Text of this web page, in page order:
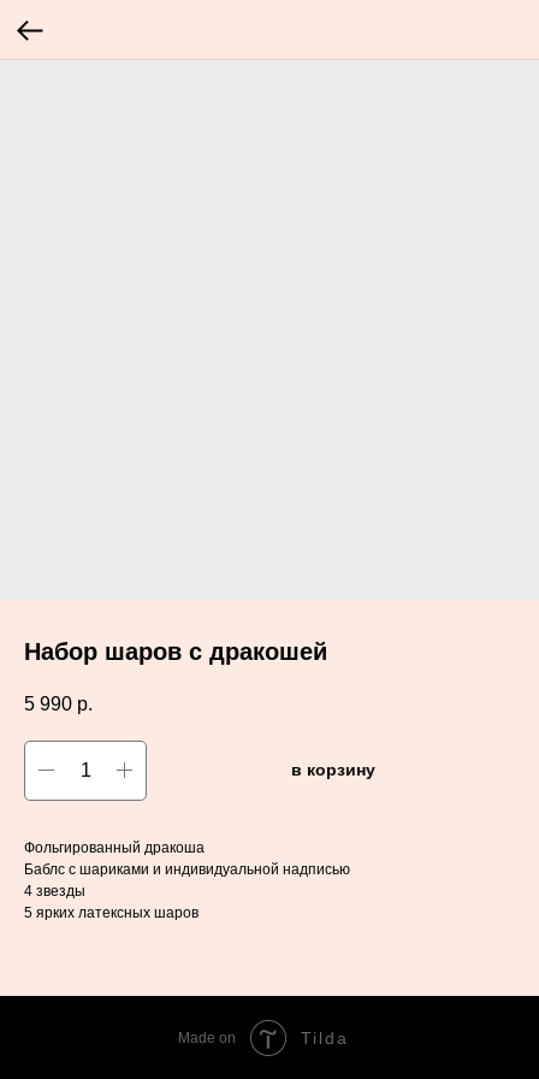
Набор шаров с дракошей
5 990 р.
в корзину
Фольгированный дракоша
Баблс с шариками и индивидуальной надписью
4 звезды
5 ярких латексных шаров
Made on Tilda